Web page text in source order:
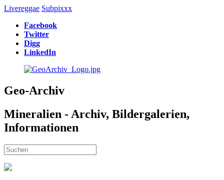
Livereggae Subpixxx
Facebook
Twitter
Digg
LinkedIn
Geo-Archiv
Mineralien - Archiv, Bildergalerien,
Informationen